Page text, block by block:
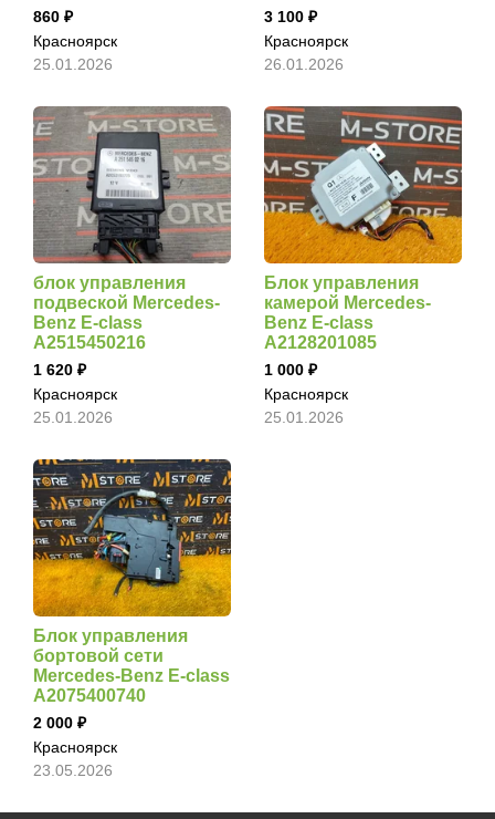
860
Красноярск
25.01.2026
3 100
Красноярск
26.01.2026
блок управления
подвеской Mercedes-
Benz E-class
A2515450216
1 620
Красноярск
25.01.2026
Блок управления
камерой Mercedes-
Benz E-class
A2128201085
1 000
Красноярск
25.01.2026
Блок управления
бортовой сети
Mercedes-Benz E-class
A2075400740
2 000
Красноярск
23.05.2026